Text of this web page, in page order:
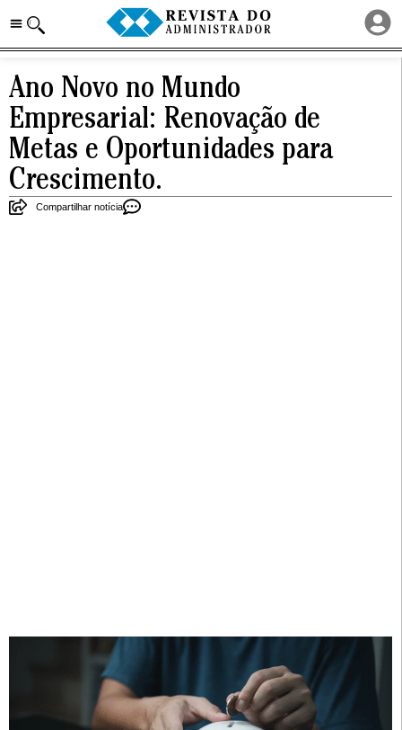
Ano Novo no Mundo
Empresarial: Renovação de
Metas e Oportunidades para
Crescimento.
Compartilhar notícia